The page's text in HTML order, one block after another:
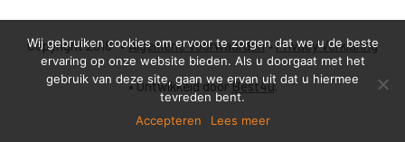
Copyright 2018 •Algemene Voorwaarden•Privacy Verklaring
• Ontwikkeld doorBest4u.
Wij gebruiken cookies om ervoor te zorgen dat we u de beste
ervaring op onze website bieden. Als u doorgaat met het
gebruik van deze site, gaan we ervan uit dat u hiermee
tevreden bent.
Accepteren
Lees meer